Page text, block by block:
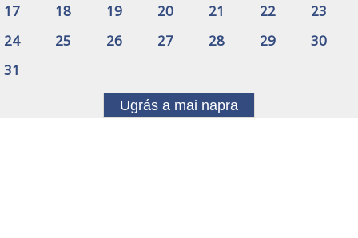
17
18 19 20 21 22
23
24
25 26 27 28 29
30
31
Ugrás a mai napra